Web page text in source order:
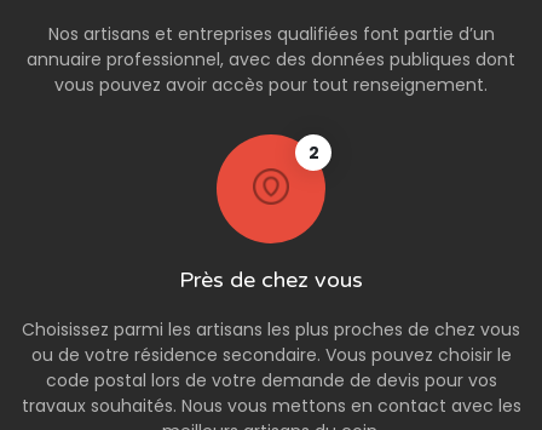
Nos artisans et entreprises qualifiées font partie d’un
annuaire professionnel, avec des données publiques dont
vous pouvez avoir accès pour tout renseignement.
2
Près de chez vous
Choisissez parmi les artisans les plus proches de chez vous
ou de votre résidence secondaire. Vous pouvez choisir le
code postal lors de votre demande de devis pour vos
travaux souhaités. Nous vous mettons en contact avec les